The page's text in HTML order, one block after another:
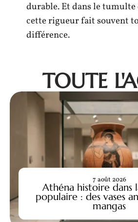
durable. Et dans le tumulte
cette rigueur fait souvent
différence.
TOUTE
Athéna histoire dans
populaire : des vases
mangas
7 août 2026